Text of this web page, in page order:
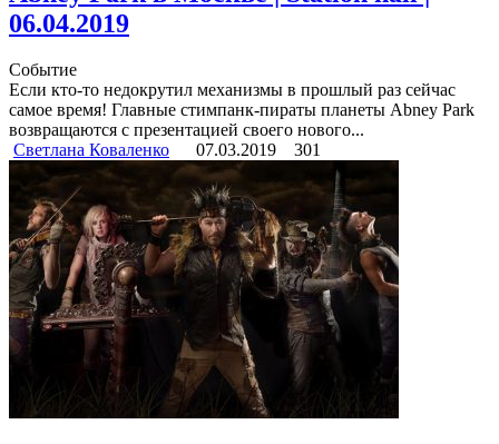
06.04.2019
Событие
Если кто-то недокрутил механизмы в прошлый раз сейчас
самое время! Главные стимпанк-пираты планеты Abney Park
возвращаются с презентацией своего нового...
Светлана Коваленко
07.03.2019 301